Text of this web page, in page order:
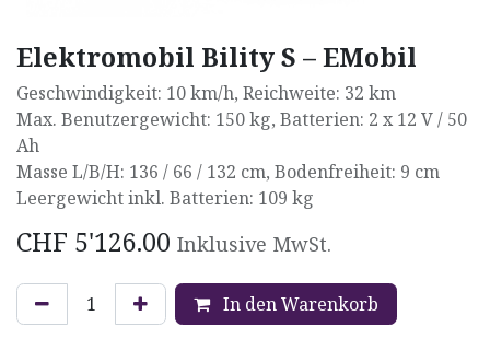
Elektromobil Bility S – EMobil
Geschwindigkeit: 10 km/h, Reichweite: 32 km
Max. Benutzergewicht: 150 kg, Batterien: 2 x 12 V / 50
Ah
Masse L/B/H: 136 / 66 / 132 cm, Bodenfreiheit: 9 cm
Leergewicht inkl. Batterien: 109 kg
CHF 5'126.00 Inklusive MwSt.
In den Warenkorb